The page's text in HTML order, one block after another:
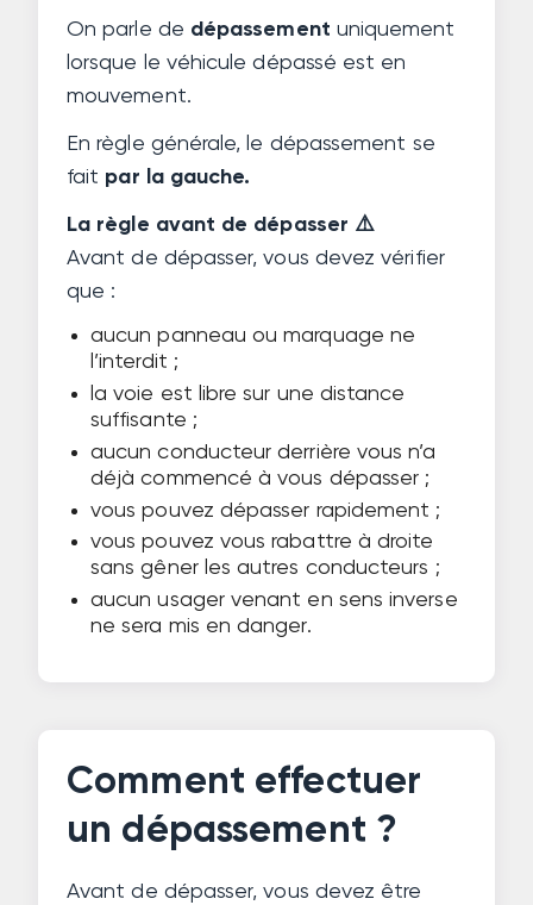
On parle de dépassement uniquement
lorsque le véhicule dépassé est en
mouvement.
En règle générale, le dépassement se
fait par la gauche.
La règle avant de dépasser ⚠️
Avant de dépasser, vous devez vérifier
que :
aucun panneau ou marquage ne
l’interdit ;
la voie est libre sur une distance
suffisante ;
aucun conducteur derrière vous n’a
déjà commencé à vous dépasser ;
vous pouvez dépasser rapidement ;
vous pouvez vous rabattre à droite
sans gêner les autres conducteurs ;
aucun usager venant en sens inverse
ne sera mis en danger.
Comment effectuer
un dépassement ?
Avant de dépasser, vous devez être